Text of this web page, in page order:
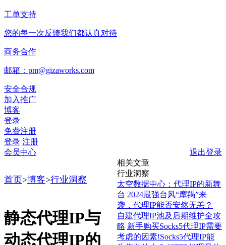
工单支持
您的每一次反馈我们都认真对待
商务合作
邮箱：pm@gizaworks.com
安全合规
加入推广
博客
登录
免费注册
登录 注册
会员中心
退出登录
首页>博客>行业洞察
静态代理IP与
动态代理IP的
相关文章
行业洞察
太空数据中心：代理IP的新舞
台 2024最强台风“摩羯”来
袭，代理IP能否安然无恙？
自建代理IP池及后期维护全攻
略 新手购买Socks5代理IP需要
考虑的因素!Socks5代理IP能